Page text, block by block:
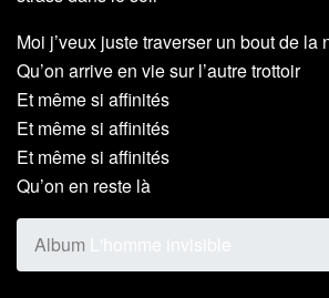
Moi j’veux juste traverser un bout de la
Qu’on arrive en vie sur l’autre trottoir
Et même si affinités
Et même si affinités
Et même si affinités
Qu’on en reste là
Album